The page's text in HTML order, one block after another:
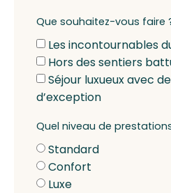
Que souhaitez-vous faire
Les incontournables
Hors des sentiers
Séjour luxueux avec
d’exception
Quel niveau de
Standard
Confort
Luxe